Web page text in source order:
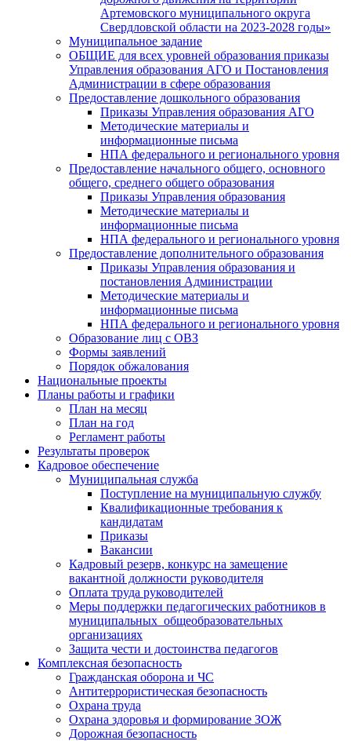
Артемовского муниципального округа
Свердловской области на 2023-2028 годы»
Муниципальное задание
ОБЩИЕ для всех уровней образования приказы
Управления образования АГО и Постановления
Администрации в сфере образования
Предоставление дошкольного образования
Приказы Управления образования АГО
Методические материалы и
информационные письма
НПА федерального и регионального уровня
Предоставление начального общего, основного
общего, среднего общего образования
Приказы Управления образования
Методические материалы и
информационные письма
НПА федерального и регионального уровня
Предоставление дополнительного образования
Приказы Управления образования и
постановления Администрации
Методические материалы и
информационные письма
НПА федерального и регионального уровня
Образование лиц с ОВЗ
Формы заявлений
Порядок обжалования
Национальные проекты
Планы работы и графики
План на месяц
План на год
Регламент работы
Результаты проверок
Кадровое обеспечение
Муниципальная служба
Поступление на муниципальную службу
Квалификационные требования к
кандидатам
Приказы
Вакансии
Кадровый резерв, конкурс на замещение
вакантной должности руководителя
Оплата труда руководителей
Меры поддержки педагогических работников в
муниципальных общеобразовательных
организациях
Защита чести и достоинства педагогов
Комплексная безопасность
Гражданская оборона и ЧС
Антитеррористическая безопасность
Охрана труда
Охрана здоровья и формирование ЗОЖ
Дорожная безопасность